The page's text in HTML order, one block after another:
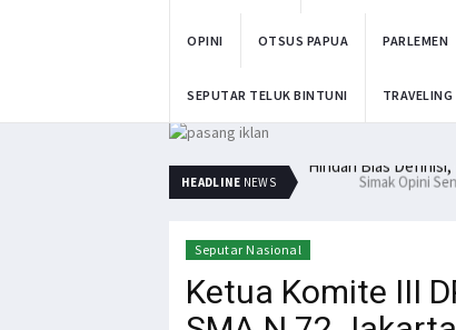
OPINI OTSUS PAPUA PARLEMEN
SEPUTAR TELUK BINTUNI TRAVELING
HEADLINE NEWS Hindari Bias
Seputar Nasional
Ketua Komite III